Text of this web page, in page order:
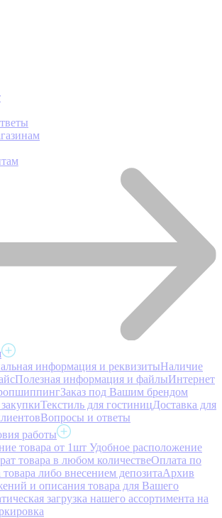
информация и реквизитыНаличие
Полезная информация и файлыИнтернет
Заказ под Вашим брендом
Текстиль для гостиницДоставка для
Вопросы и ответы
работы
товара от 1шт Удобное расположение
товара в любом количествеОплата по
товара либо внесением депозитаАрхив
и описания товара для Вашего
загрузка нашего ассортимента на